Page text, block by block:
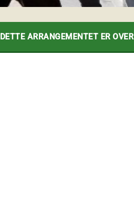
DETTE ARRANGEMENTET ER OVER